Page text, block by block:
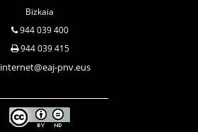
Bizkaia
944 039 400
944 039 415
internet@eaj-pnv.eus